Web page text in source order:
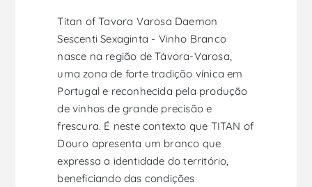
Titan of Tavora Varosa Daemon
Sescenti Sexaginta - Vinho Branco
nasce na região de Távora-Varosa,
uma zona de forte tradição vínica em
Portugal e reconhecida pela produção
de vinhos de grande precisão e
frescura. É neste contexto que TITAN of
Douro apresenta um branco que
expressa a identidade do território,
beneficiando das condições